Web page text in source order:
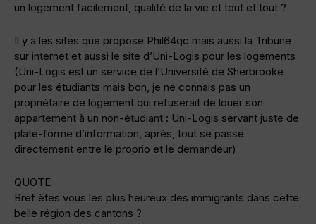
un logement facilement, qualité de la vie et tout et tout ?
Il y a les sites que propose Phil64qc mais aussi la Tribune
sur internet et aussi le site d’Uni-Logis pour les logements
(Uni-Logis est un service de l’Université de Sherbrooke
pour les étudiants mais bon, je ne connais pas un
propriétaire de logement qui refuserait de louer son
appartement à un non-étudiant : Uni-Logis servant juste de
plate-forme d’information, après, tout se passe
directement entre le proprio et le demandeur)
QUOTE
Bref êtes vous les plus heureux des immigrants dans cette
belle région des cantons ?